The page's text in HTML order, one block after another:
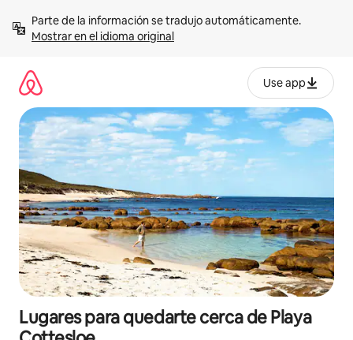
contenidoMostrar en el idioma original
Use app
Lugares para quedarte cerca de Playa